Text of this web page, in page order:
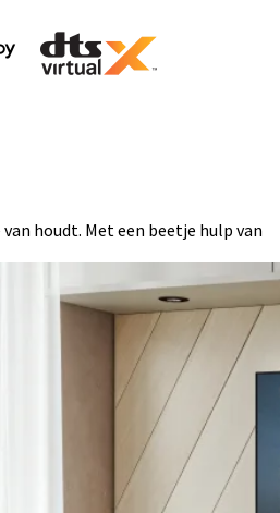
houdt. Met een beetje hulp van